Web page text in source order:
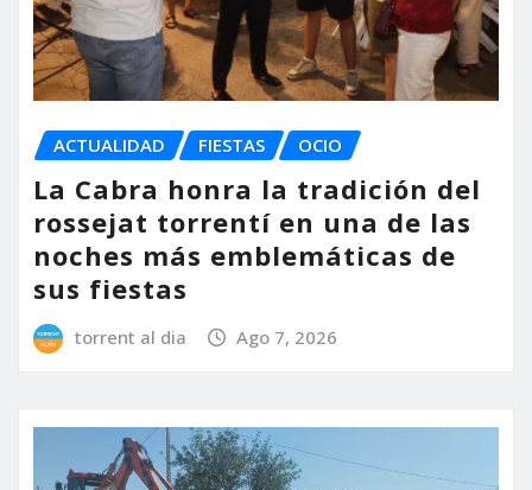
ACTUALIDAD FIESTAS OCIO
La Cabra honra la tradición del
rossejat torrentí en una de las
noches más emblemáticas de
sus fiestas
torrent al dia Ago 7, 2026